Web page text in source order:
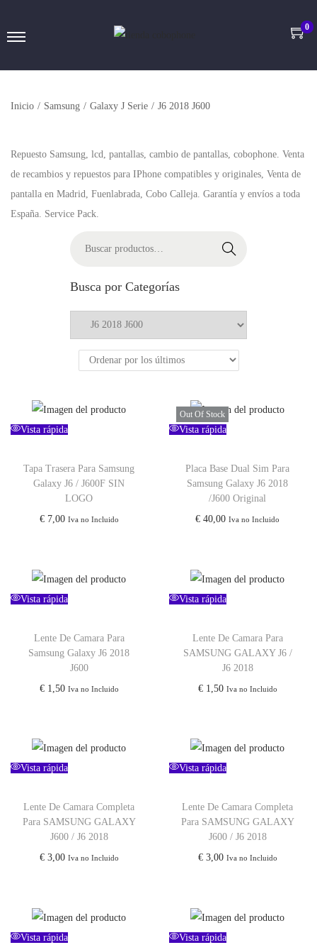
0
Inicio / Samsung / Galaxy J Serie / J6 2018 J600
Repuesto Samsung, lcd, pantallas, cambio de pantallas, cobophone. Venta
de recambios y repuestos para IPhone compatibles y originales, Venta de
pantalla en Madrid, Fuenlabrada, Cobo Calleja. Garantía y envíos a toda
España. Service Pack.
Buscar
Busca por Categorías
Vista rápida
Tapa Trasera Para Samsung
Galaxy J6 / J600F SIN
LOGO
€7,00 Iva no Incluido
Out Of Stock
Vista rápida
Placa Base Dual Sim Para
Samsung Galaxy J6 2018
/J600 Original
€ 40,00 Iva no Incluido
Vista rápida
Lente De Camara Para
Samsung Galaxy J6 2018
J600
€1,50 Iva no Incluido
Vista rápida
Lente De Camara Para
SAMSUNG GALAXY J6 /
J6 2018
€1,50 Iva no Incluido
Vista rápida
Lente De Camara Completa
Para SAMSUNG GALAXY
J600 / J6 2018
€3,00 Iva no Incluido
Vista rápida
Lente De Camara Completa
Para SAMSUNG GALAXY
J600 / J6 2018
€3,00 Iva no Incluido
Vista rápida Vista rápida